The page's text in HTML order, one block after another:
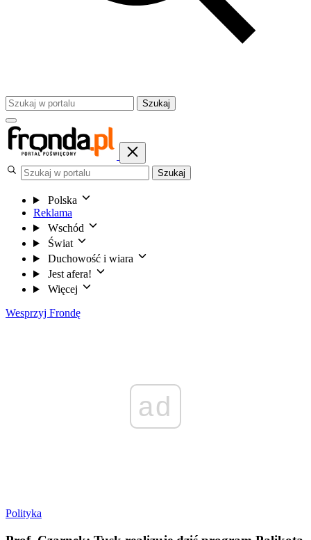
Szukaj
Szukaj
Polska
Reklama
Wschód
Świat
Duchowość i wiara
Jest afera!
Więcej
Wesprzyj Frondę
ad
Polityka